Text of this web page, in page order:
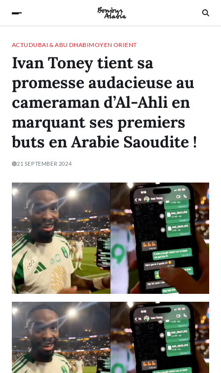
ACTU DUBAI & ABU DHABIMOYEN ORIENT
Ivan Toney tient sa
promesse audacieuse au
cameraman d’Al-Ahli en
marquant ses premiers
buts en Arabie Saoudite !
21 SEPTEMBER 2024